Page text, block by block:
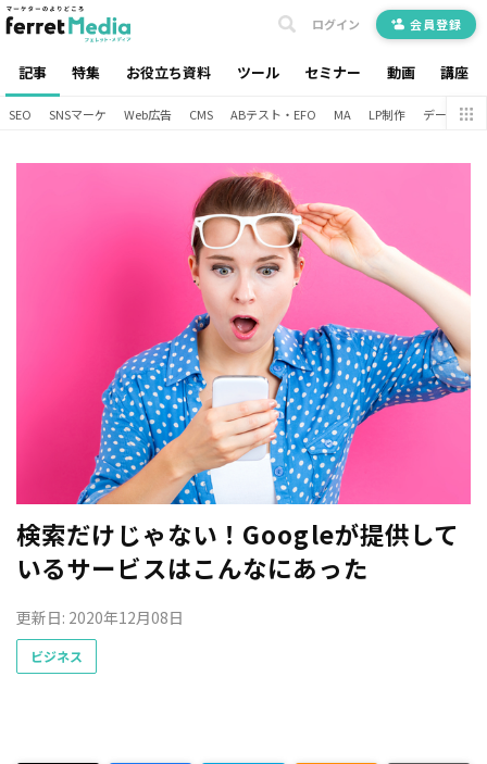
記事 特集 お役立ち資料 ツール セミナー 動画 講座
ログイン 会員登録
SEO SNSマーケ Web広告 CMS ABテスト・EFO MA LP制作 データ分析
検索だけじゃない！Googleが提供して
いるサービスはこんなにあった
更新日: 2020年12月08日
ビジネス